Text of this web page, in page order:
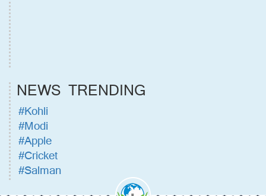
NEWS TRENDING
#Kohli
#Modi
#Apple
#Cricket
#Salman